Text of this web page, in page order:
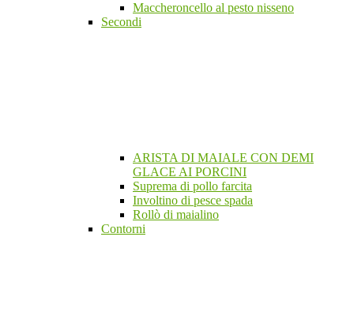
Maccheroncello al pesto nisseno
Secondi
ARISTA DI MAIALE CON DEMI
GLACE AI PORCINI
Suprema di pollo farcita
Involtino di pesce spada
Rollò di maialino
Contorni